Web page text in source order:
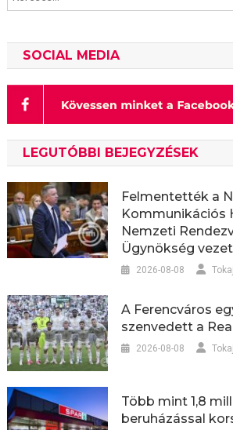
SOCIAL MEDIA
LEGUTÓBBI BEJEGYZÉSEK
Felmentették a
Kommunikációs
Nemzeti
Ügynökség
2026-08-08
A Ferencváros
szenvedett a
2026-08-08
Több mint 1,8
beruházással